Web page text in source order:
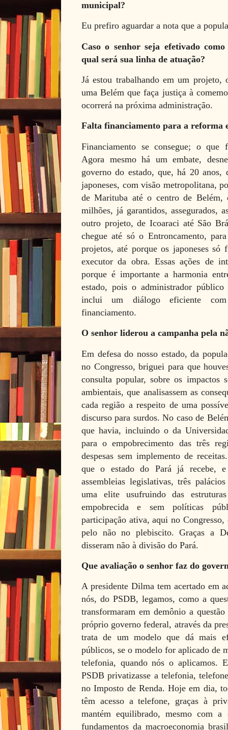
municipal?
Eu prefiro aguardar a nota que a
Caso o senhor seja efetivado
qual será sua linha de atuação?
Já estou trabalhando em um projeto,
uma Belém que faça justiça à
ocorrerá na próxima administração.
Falta financiamento para a reforma
Financiamento se consegue; o que
Agora mesmo há um embate,
governo do estado, que, há 20
japoneses, com visão metropolitana,
de Marituba até o centro de Belém,
milhões, já garantidos, assegurados,
outro projeto, de Icoaraci até São
chegue até só o Entroncamento,
projetos, até porque os japoneses só
executor da obra. Essas ações de
porque é importante a harmonia
estado, pois o administrador
inclui um diálogo eficiente
financiamento.
O senhor liderou a campanha pela
Em defesa do nosso estado, da
no Congresso, briguei para que
consulta popular, sobre os impactos
ambientais, que analisassem as
cada região a respeito de uma
discurso para surdos. No caso de
que havia, incluindo o da
para o empobrecimento das três
despesas sem implemento de
que o estado do Pará já recebe,
assembleias legislativas, três
uma elite usufruindo das
empobrecida e sem políticas
participação ativa, aqui no
pelo não no plebiscito. Graças a
disseram não à divisão do Pará.
Que avaliação o senhor faz do
A presidente Dilma tem acertado em
nós, do PSDB, legamos, como a
transformaram em demônio a
próprio governo federal, através da
trata de um modelo que dá mais
públicos, se o modelo for aplicado de
telefonia, quando nós o aplicamos.
PSDB privatizasse a telefonia,
no Imposto de Renda. Hoje em dia,
têm acesso a telefone, graças à
mantém equilibrado, mesmo com a
fundamentos da macroeconomia